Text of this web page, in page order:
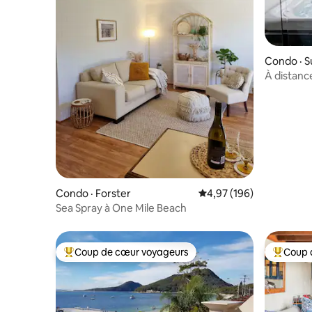
Condo · Forster Note moyenne de 4,97
4,97 (196)
Sea Spray à One Mile Beach
Condo ·
À
Coup de cœur voyageurs parmi les plus aimés
Coup de cœur voyageurs CoupCoup